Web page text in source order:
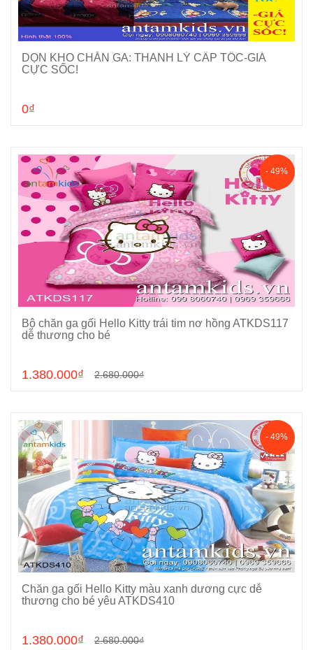
Cho vào giỏ hàng
DỌN KHO CHĂN GA: THANH LÝ CẤP TỐC-GIÁ
CỰC SỐC!
0₫
Chọn sản phẩm
- 49%
Bộ chăn ga gối Hello Kitty trái tim nơ hồng ATKDS117
dễ thương cho bé
1.380.000₫ 2.680.000₫
Chọn sản phẩm
- 49%
Chăn ga gối Hello Kitty màu xanh dương cực dễ
thương cho bé yêu ATKDS410
1.380.000₫ 2.680.000₫